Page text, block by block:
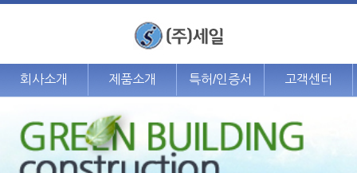
회사소개 제품소개 특허/인증서 고객센터